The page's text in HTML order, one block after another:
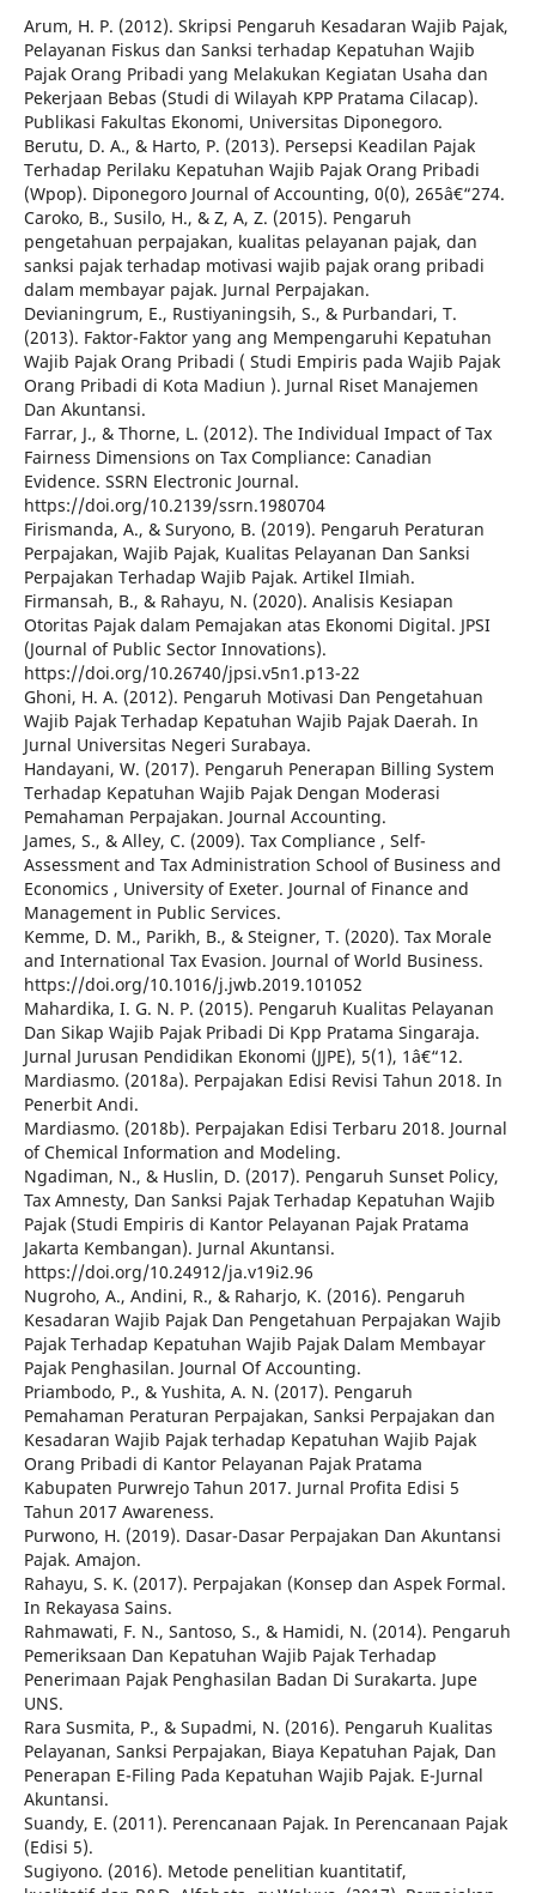
Arum, H. P. (2012). Skripsi Pengaruh Kesadaran Wajib Pajak,
Pelayanan Fiskus dan Sanksi terhadap Kepatuhan Wajib
Pajak Orang Pribadi yang Melakukan Kegiatan Usaha dan
Pekerjaan Bebas (Studi di Wilayah KPP Pratama Cilacap).
Publikasi Fakultas Ekonomi, Universitas Diponegoro.
Berutu, D. A., & Harto, P. (2013). Persepsi Keadilan Pajak
Terhadap Perilaku Kepatuhan Wajib Pajak Orang Pribadi
(Wpop). Diponegoro Journal of Accounting, 0(0), 265â€“274.
Caroko, B., Susilo, H., & Z, A, Z. (2015). Pengaruh
pengetahuan perpajakan, kualitas pelayanan pajak, dan
sanksi pajak terhadap motivasi wajib pajak orang pribadi
dalam membayar pajak. Jurnal Perpajakan.
Devianingrum, E., Rustiyaningsih, S., & Purbandari, T.
(2013). Faktor-Faktor yang ang Mempengaruhi Kepatuhan
Wajib Pajak Orang Pribadi ( Studi Empiris pada Wajib Pajak
Orang Pribadi di Kota Madiun ). Jurnal Riset Manajemen
Dan Akuntansi.
Farrar, J., & Thorne, L. (2012). The Individual Impact of Tax
Fairness Dimensions on Tax Compliance: Canadian
Evidence. SSRN Electronic Journal.
https://doi.org/10.2139/ssrn.1980704
Firismanda, A., & Suryono, B. (2019). Pengaruh Peraturan
Perpajakan, Wajib Pajak, Kualitas Pelayanan Dan Sanksi
Perpajakan Terhadap Wajib Pajak. Artikel Ilmiah.
Firmansah, B., & Rahayu, N. (2020). Analisis Kesiapan
Otoritas Pajak dalam Pemajakan atas Ekonomi Digital. JPSI
(Journal of Public Sector Innovations).
https://doi.org/10.26740/jpsi.v5n1.p13-22
Ghoni, H. A. (2012). Pengaruh Motivasi Dan Pengetahuan
Wajib Pajak Terhadap Kepatuhan Wajib Pajak Daerah. In
Jurnal Universitas Negeri Surabaya.
Handayani, W. (2017). Pengaruh Penerapan Billing System
Terhadap Kepatuhan Wajib Pajak Dengan Moderasi
Pemahaman Perpajakan. Journal Accounting.
James, S., & Alley, C. (2009). Tax Compliance , Self-
Assessment and Tax Administration School of Business and
Economics , University of Exeter. Journal of Finance and
Management in Public Services.
Kemme, D. M., Parikh, B., & Steigner, T. (2020). Tax Morale
and International Tax Evasion. Journal of World Business.
https://doi.org/10.1016/j.jwb.2019.101052
Mahardika, I. G. N. P. (2015). Pengaruh Kualitas Pelayanan
Dan Sikap Wajib Pajak Pribadi Di Kpp Pratama Singaraja.
Jurnal Jurusan Pendidikan Ekonomi (JJPE), 5(1), 1â€“12.
Mardiasmo. (2018a). Perpajakan Edisi Revisi Tahun 2018. In
Penerbit Andi.
Mardiasmo. (2018b). Perpajakan Edisi Terbaru 2018. Journal
of Chemical Information and Modeling.
Ngadiman, N., & Huslin, D. (2017). Pengaruh Sunset Policy,
Tax Amnesty, Dan Sanksi Pajak Terhadap Kepatuhan Wajib
Pajak (Studi Empiris di Kantor Pelayanan Pajak Pratama
Jakarta Kembangan). Jurnal Akuntansi.
https://doi.org/10.24912/ja.v19i2.96
Nugroho, A., Andini, R., & Raharjo, K. (2016). Pengaruh
Kesadaran Wajib Pajak Dan Pengetahuan Perpajakan Wajib
Pajak Terhadap Kepatuhan Wajib Pajak Dalam Membayar
Pajak Penghasilan. Journal Of Accounting.
Priambodo, P., & Yushita, A. N. (2017). Pengaruh
Pemahaman Peraturan Perpajakan, Sanksi Perpajakan dan
Kesadaran Wajib Pajak terhadap Kepatuhan Wajib Pajak
Orang Pribadi di Kantor Pelayanan Pajak Pratama
Kabupaten Purwrejo Tahun 2017. Jurnal Profita Edisi 5
Tahun 2017 Awareness.
Purwono, H. (2019). Dasar-Dasar Perpajakan Dan Akuntansi
Pajak. Amajon.
Rahayu, S. K. (2017). Perpajakan (Konsep dan Aspek Formal.
In Rekayasa Sains.
Rahmawati, F. N., Santoso, S., & Hamidi, N. (2014). Pengaruh
Pemeriksaan Dan Kepatuhan Wajib Pajak Terhadap
Penerimaan Pajak Penghasilan Badan Di Surakarta. Jupe
UNS.
Rara Susmita, P., & Supadmi, N. (2016). Pengaruh Kualitas
Pelayanan, Sanksi Perpajakan, Biaya Kepatuhan Pajak, Dan
Penerapan E-Filing Pada Kepatuhan Wajib Pajak. E-Jurnal
Akuntansi.
Suandy, E. (2011). Perencanaan Pajak. In Perencanaan Pajak
(Edisi 5).
Sugiyono. (2016). Metode penelitian kuantitatif,